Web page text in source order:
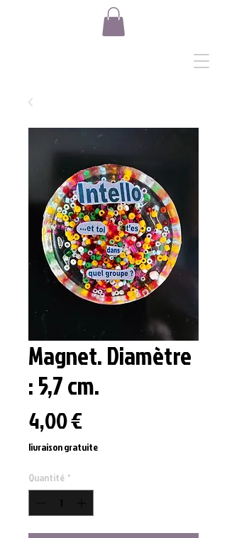
Magnet. Diamètre
: 5,7 cm.
4,00 €
livraison gratuite
Quantité *